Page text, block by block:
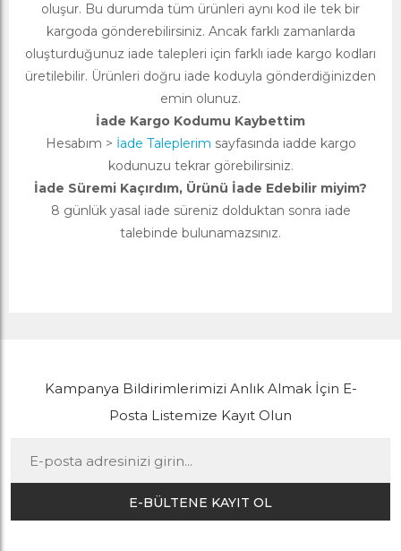
oluşur. Bu durumda tüm ürünleri aynı kod ile tek bir
kargoda gönderebilirsiniz. Ancak farklı zamanlarda
oluşturduğunuz iade talepleri için farklı iade kargo kodları
üretilebilir. Ürünleri doğru iade koduyla gönderdiğinizden
emin olunuz.
İade Kargo Kodumu Kaybettim
Hesabım > İade Taleplerim sayfasında iadde kargo
kodunuzu tekrar görebilirsiniz.
İade Süremi Kaçırdım, Ürünü İade Edebilir miyim?
8 günlük yasal iade süreniz dolduktan sonra iade
talebinde bulunamazsınız.
Kampanya Bildirimlerimizi Anlık Almak İçin E-
Posta Listemize Kayıt Olun
E-BÜLTENE KAYIT OL